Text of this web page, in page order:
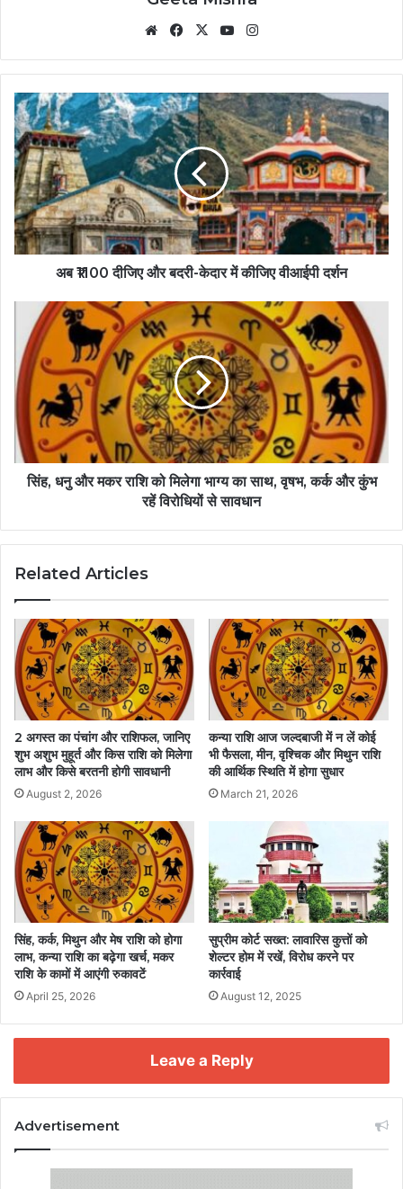
WebsiteFacebook
X YouTube
अब ₹1100 दीजिए और बदरी-केदार में कीजिए वीआईपी दर्शन
सिंह, धनु और मकर राशि को मिलेगा भाग्य का साथ, वृषभ, कर्क और कुंभ
रहें विरोधियों से सावधान
Related Articles
2 अगस्त का पंचांग और राशिफल, जानिए
शुभ अशुभ मुहूर्त और किस राशि को मिलेगा
लाभ और किसे बरतनी होगी सावधानी
August 2, 2026
कन्या राशि आज जल्दबाजी में न लें कोई
भी फैसला, मीन, वृश्चिक और मिथुन राशि
की आर्थिक स्थिति में होगा सुधार
March 21, 2026
सिंह, कर्क, मिथुन और मेष राशि को होगा
लाभ, कन्या राशि का बढ़ेगा खर्च, मकर
राशि के कामों में आएंगी रुकावटें
April 25, 2026
सुप्रीम कोर्ट सख्त: लावारिस कुत्तों को
शेल्टर होम में रखें, विरोध करने पर
कार्रवाई
August 12, 2025
Leave a Reply
Advertisement